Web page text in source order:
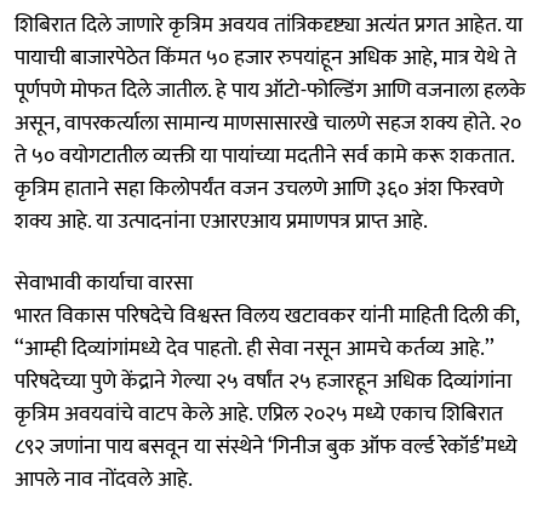
शिबिरात दिले जाणारे कृत्रिम अवयव तांत्रिकदृष्ट्या अत्यंत प्रगत आहेत. या
पायाची बाजारपेठेत किंमत ५० हजार रुपयांहून अधिक आहे, मात्र येथे ते
पूर्णपणे मोफत दिले जातील. हे पाय ऑटो-फोल्डिंग आणि वजनाला हलके
असून, वापरकर्त्याला सामान्य माणसासारखे चालणे सहज शक्य होते. २०
ते ५० वयोगटातील व्यक्ती या पायांच्या मदतीने सर्व कामे करू शकतात.
कृत्रिम हाताने सहा किलोपर्यंत वजन उचलणे आणि ३६० अंश फिरवणे
शक्य आहे. या उत्पादनांना एआरएआय प्रमाणपत्र प्राप्त आहे.
सेवाभावी कार्याचा वारसा
भारत विकास परिषदेचे विश्वस्त विलय खटावकर यांनी माहिती दिली की,
‘‘आम्ही दिव्यांगांमध्ये देव पाहतो. ही सेवा नसून आमचे कर्तव्य आहे.’’
परिषदेच्या पुणे केंद्राने गेल्या २५ वर्षांत २५ हजारहून अधिक दिव्यांगांना
कृत्रिम अवयवांचे वाटप केले आहे. एप्रिल २०२५ मध्ये एकाच शिबिरात
८९२ जणांना पाय बसवून या संस्थेने ‘गिनीज बुक ऑफ वर्ल्ड रेकॉर्ड’मध्ये
आपले नाव नोंदवले आहे.